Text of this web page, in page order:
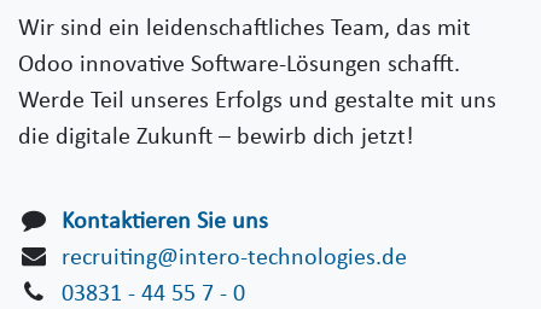
Wir sind ein leidenschaftliches Team, das mit
Odoo innovative Software-Lösungen schafft.
Werde Teil unseres Erfolgs und gestalte mit uns
die digitale Zukunft – bewirb dich jetzt!
Kontaktieren Sie uns
recruiting@intero-technologies.de
03831 - 44 55 7 - 0